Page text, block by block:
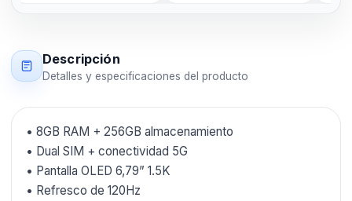
Descripción
Detalles y especificaciones del producto
• 8GB RAM + 256GB almacenamiento
• Dual SIM + conectividad 5G
• Pantalla OLED 6,79” 1.5K
• Refresco de 120Hz